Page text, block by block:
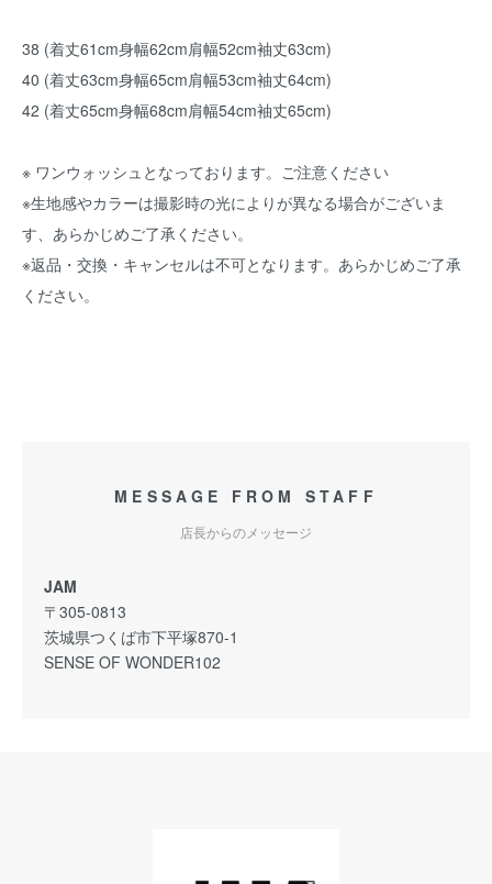
38 (着丈61cm身幅62cm肩幅52cm袖丈63cm)
40 (着丈63cm身幅65cm肩幅53cm袖丈64cm)
42 (着丈65cm身幅68cm肩幅54cm袖丈65cm)
※ ワンウォッシュとなっております。ご注意ください
※生地感やカラーは撮影時の光によりが異なる場合がございま
す、あらかじめご了承ください。
※返品・交換・キャンセルは不可となります。あらかじめご了承
ください。
MESSAGE FROM STAFF
店長からのメッセージ
JAM
〒305-0813
茨城県つくば市下平塚870-1
SENSE OF WONDER102